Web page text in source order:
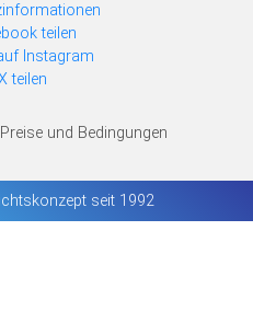
teilen
Instagram
teilen
Preise und Bedingungen
seit 1992